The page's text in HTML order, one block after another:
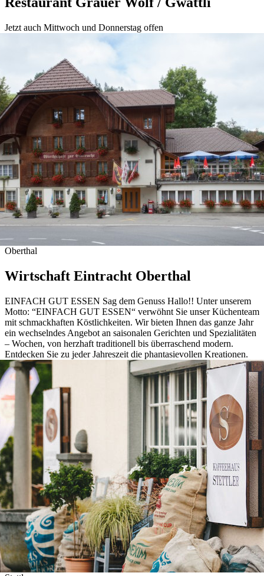
Jetzt auch Mittwoch und Donnerstag offen
Oberthal
Wirtschaft Eintracht Oberthal
EINFACH GUT ESSEN Sag dem Genuss Hallo!! ​Unter unserem
Motto: “EINFACH GUT ESSEN“ verwöhnt Sie unser Küchenteam
mit schmackhaften Köstlichkeiten. Wir bieten Ihnen das ganze Jahr
ein wechselndes Angebot an saisonalen Gerichten und Spezialitäten
– Wochen, von herzhaft traditionell bis überraschend modern. ​
Entdecken Sie zu jeder Jahreszeit die phantasievollen Kreationen.